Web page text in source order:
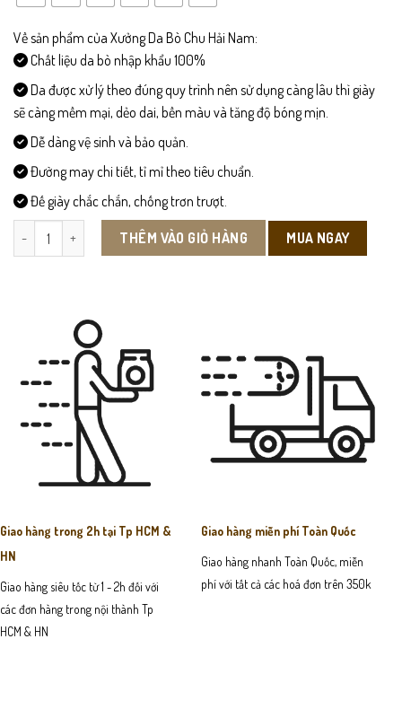
379,000 ₫.
Về sản phẩm của Xưởng Da Bò Chu Hải Nam:
Chất liệu da bò nhập khẩu 100%
Da được xử lý theo đúng quy trình nên sử dụng càng lâu thì giày
sẽ càng mềm mại, dẻo dai, bền màu và tăng độ bóng mịn.
Dễ dàng vệ sinh và bảo quản.
Đường may chi tiết, tỉ mỉ theo tiêu chuẩn.
Đế giày chắc chắn, chống trơn trượt.
L111- Giày Lười Hè Đục Lỗ Thoáng khí Da Bò số lượng
THÊM VÀO GIỎ HÀNG MUA NGAY
Giao hàng trong 2h tại Tp HCM &
HN
Giao hàng siêu tốc từ 1 - 2h đối với
các đơn hàng trong nội thành Tp
HCM & HN
Giao hàng miễn phí Toàn Quốc
Giao hàng nhanh Toàn Quốc, miễn
phí với tất cả các hoá đơn trên 350k